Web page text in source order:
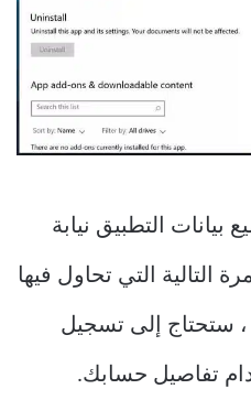
التطبيق نيابة
التالية التي تحاول فيها
استخدام Microsoft Store ، ستحتاج إلى تسجيل
تفاصيل حسابك.